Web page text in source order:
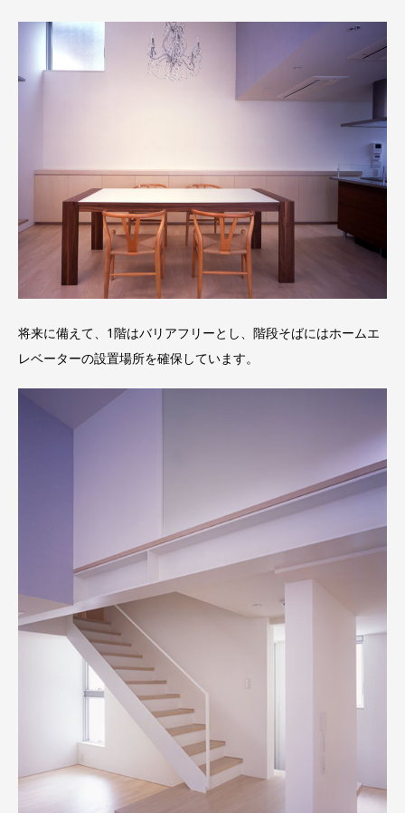
将来に備えて、1階はバリアフリーとし、階段そばにはホームエ
レベーターの設置場所を確保しています。